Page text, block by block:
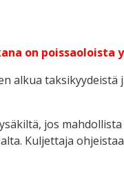
on
alkua
jos
Kuljettaja